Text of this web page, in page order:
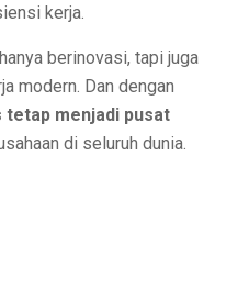
kerja.
berinovasi, tapi juga
modern. Dan dengan
tetap menjadi pusat
di seluruh dunia.